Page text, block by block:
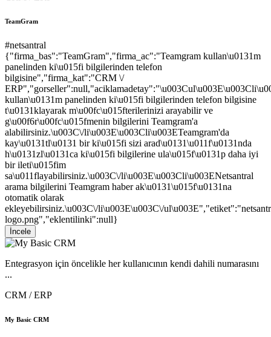
TeamGram
#netsantral
{"firma_bas":"TeamGram","firma_ac":"Teamgram kullan\u0131m
panelinden ki\u015fi bilgilerinden telefon
bilgisine","firma_kat":"CRM \/
kullan\u0131m panelinden ki\u015fi bilgilerinden telefon bilgisine
t\u0131klayarak m\u00fc\u015fterilerinizi arayabilir ve
g\u00f6r\u00fc\u015fmenin bilgilerini Teamgram'a
alabilirsiniz.\u003C\/li\u003E\u003Cli\u003ETeamgram'da
kay\u0131tl\u0131 bir ki\u015fi sizi arad\u0131\u011f\u0131nda
h\u0131zl\u0131ca ki\u015fi bilgilerine ula\u015f\u0131p daha iyi
bir ileti\u015fim
sa\u011flayabilirsiniz.\u003C\/li\u003E\u003Cli\u003ENetsantral
arama bilgilerini Teamgram haber ak\u0131\u015f\u0131na
otomatik olarak
ekleyebilirsiniz.\u003C\/li\u003E\u003C\/
logo.png","eklentilinki":null}
İncele
Entegrasyon için öncelikle her kullanıcının kendi dahili numarasını
...
CRM / ERP
My Basic CRM